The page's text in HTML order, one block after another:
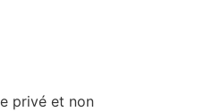
privé et non